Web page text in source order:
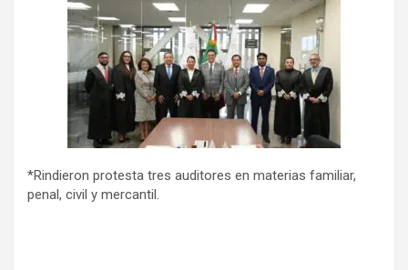
*Rindieron protesta tres auditores en materias familiar,
penal, civil y mercantil.